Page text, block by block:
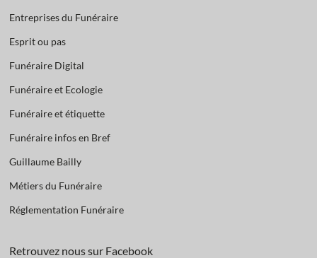
Entreprises du Funéraire
Esprit ou pas
Funéraire Digital
Funéraire et Ecologie
Funéraire et étiquette
Funéraire infos en Bref
Guillaume Bailly
Métiers du Funéraire
Réglementation Funéraire
Retrouvez nous sur Facebook